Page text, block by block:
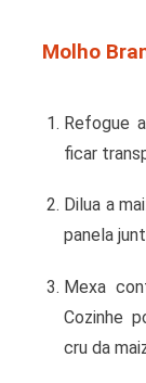
Molho
Refogue
ficar
Dilua a
panela
Mexa
Cozinhe
cru da